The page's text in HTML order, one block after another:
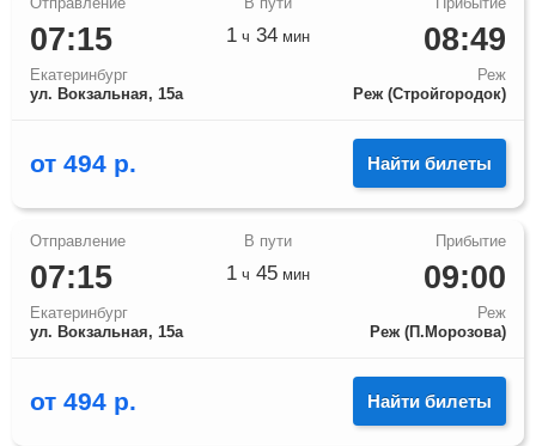
07:15
Екатеринбург
ул. Вокзальная, 15а
08:49
Реж
Реж (Стройгородок)
1 ч 34 мин
от 494 р. Найти билеты
07:15
Екатеринбург
ул. Вокзальная, 15а
09:00
Реж
Реж (П.Морозова)
1 ч 45 мин
от 494 р. Найти билеты